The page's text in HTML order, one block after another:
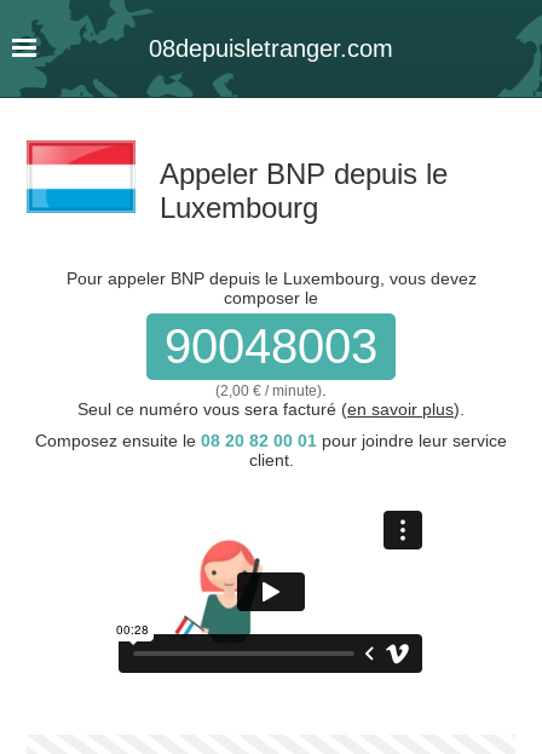
08depuisletranger.com
Appeler BNP depuis le
Luxembourg
Pour appeler BNP depuis le Luxembourg, vous devez
composer le
90048003
(2,00 € / minute)
Seul ce numéro vous sera facturé (en savoir plus).
Composez ensuite le 08 20 82 00 01 pour joindre leur service
client.